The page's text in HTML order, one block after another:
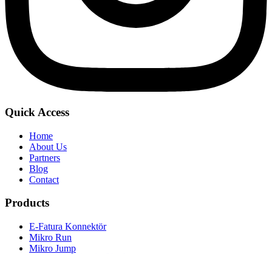
Quick Access
Home
About Us
Partners
Blog
Contact
Products
E-Fatura Konnektör
Mikro Run
Mikro Jump